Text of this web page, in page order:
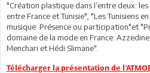
"Création plastique dans l’entre deux:
entre France et Tunisie", "Les Tunisiens
musique: Présence ou participation"et
domaine de la mode en France:
Menchari et Hédi Slimane".
Télécharger la présentation de